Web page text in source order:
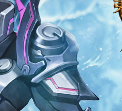
官方公告
游戏新闻
活动新闻
玩家必读
新
职